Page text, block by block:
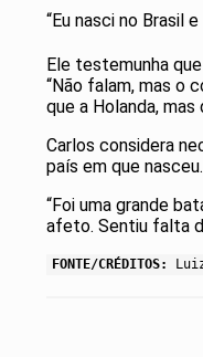
“Eu nasci no Brasil
Ele testemunha
“Não falam, mas o
que a Holanda,
Carlos considera
país em que
“Foi uma grande
afeto. Sentiu falta
FONTE/CRÉDITOS: